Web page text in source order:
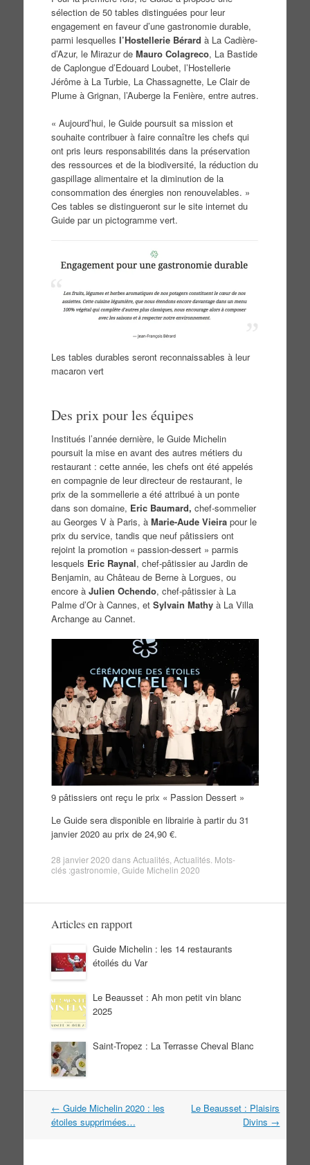
sélection de 50 tables distinguées pour leur
engagement en faveur d’une gastronomie durable,
parmi lesquelles l’Hostellerie Bérard à La Cadière-
d’Azur, le Mirazur de Mauro Colagreco, La Bastide
de Caplongue d’Edouard Loubet, l’Hostellerie
Jérôme à La Turbie, La Chassagnette, Le Clair de
Plume à Grignan, l’Auberge la Fenière, entre autres.
« Aujourd’hui, le Guide poursuit sa mission et
souhaite contribuer à faire connaître les chefs qui
ont pris leurs responsabilités dans la préservation
des ressources et de la biodiversité, la réduction du
gaspillage alimentaire et la diminution de la
consommation des énergies non renouvelables. »
Ces tables se distingueront sur le site internet du
Guide par un pictogramme vert.
Les tables durables seront reconnaissables à leur
macaron vert
Des prix pour les équipes
Institués l’année dernière, le Guide Michelin
poursuit la mise en avant des autres métiers du
restaurant : cette année, les chefs ont été appelés
en compagnie de leur directeur de restaurant, le
prix de la sommellerie a été attribué à un ponte
dans son domaine, Eric Baumard, chef-sommelier
au Georges V à Paris, àMarie-Aude Vieirapour le
prix du service, tandis que neuf pâtissiers ont
rejoint la promotion « passion-dessert » parmis
lesquels Eric Raynal, chef-pâtissier au Jardin de
Benjamin, au Château de Berne à Lorgues, ou
encore àJulien Ochendo, chef-pâtissier à La
Palme d’Or à Cannes, et Sylvain Mathyà La Villa
Archange au Cannet.
9 pâtissiers ont reçu le prix « Passion Dessert »
Le Guide sera disponible en librairie à partir du 31
janvier 2020 au prix de 24,90 €.
28 janvier 2020 dansActualités,Actualités. Mots-
clés :gastronomie,Guide Michelin 2020
Articles en rapport
Guide Michelin : les 14 restaurants
étoilés du Var
Le Beausset : Ah mon petit vin blanc
2025
Saint-Tropez : La Terrasse Cheval Blanc
Navigation
dans
← Guide Michelin 2020 : les
étoiles supprimées…
Le Beausset : Plaisirs
Divins →